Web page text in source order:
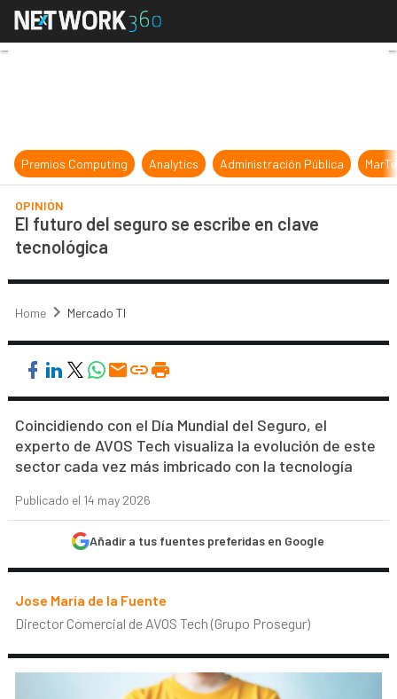
El futuro del seguro se escribe en
Premios Computing Analytics Administración Pública
OPINIÓN
El futuro del seguro se escribe en clave
tecnológica
Home Mercado TI
Coincidiendo con el Día Mundial del Seguro, el
experto de AVOS Tech visualiza la evolución de este
sector cada vez más imbricado con la tecnología
Publicado el 14 may 2026
Añadir a tus fuentes preferidas en Google
Jose María de la Fuente
Director Comercial de AVOS Tech (Grupo Prosegur)